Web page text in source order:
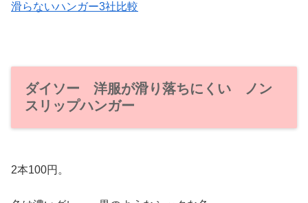
滑らないハンガー3社比較
ダイソー 洋服が滑り落ちにくい ノン
スリップハンガー
2本100円。